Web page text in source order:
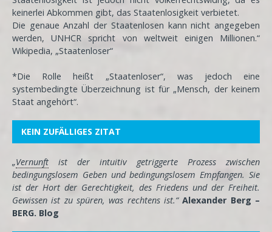
keinerlei Abkommen gibt, das Staatenlosigkeit verbietet.
Die genaue Anzahl der Staatenlosen kann nicht angegeben
werden, UNHCR spricht von weltweit einigen Millionen.“
Wikipedia, „Staatenloser“
*Die Rolle heißt „Staatenloser“, was jedoch eine
systembedingte Überzeichnung ist für „Mensch, der keinem
Staat angehört“.
KEIN ZUFÄLLIGES ZITAT
„Vernunft ist der intuitiv getriggerte Prozess zwischen
bedingungslosem Geben und bedingungslosem Empfangen. Sie
ist der Hort der Gerechtigkeit, des Friedens und der Freiheit.
Gewissen ist zu spüren, was rechtens ist.“Alexander Berg –
BERG. Blog